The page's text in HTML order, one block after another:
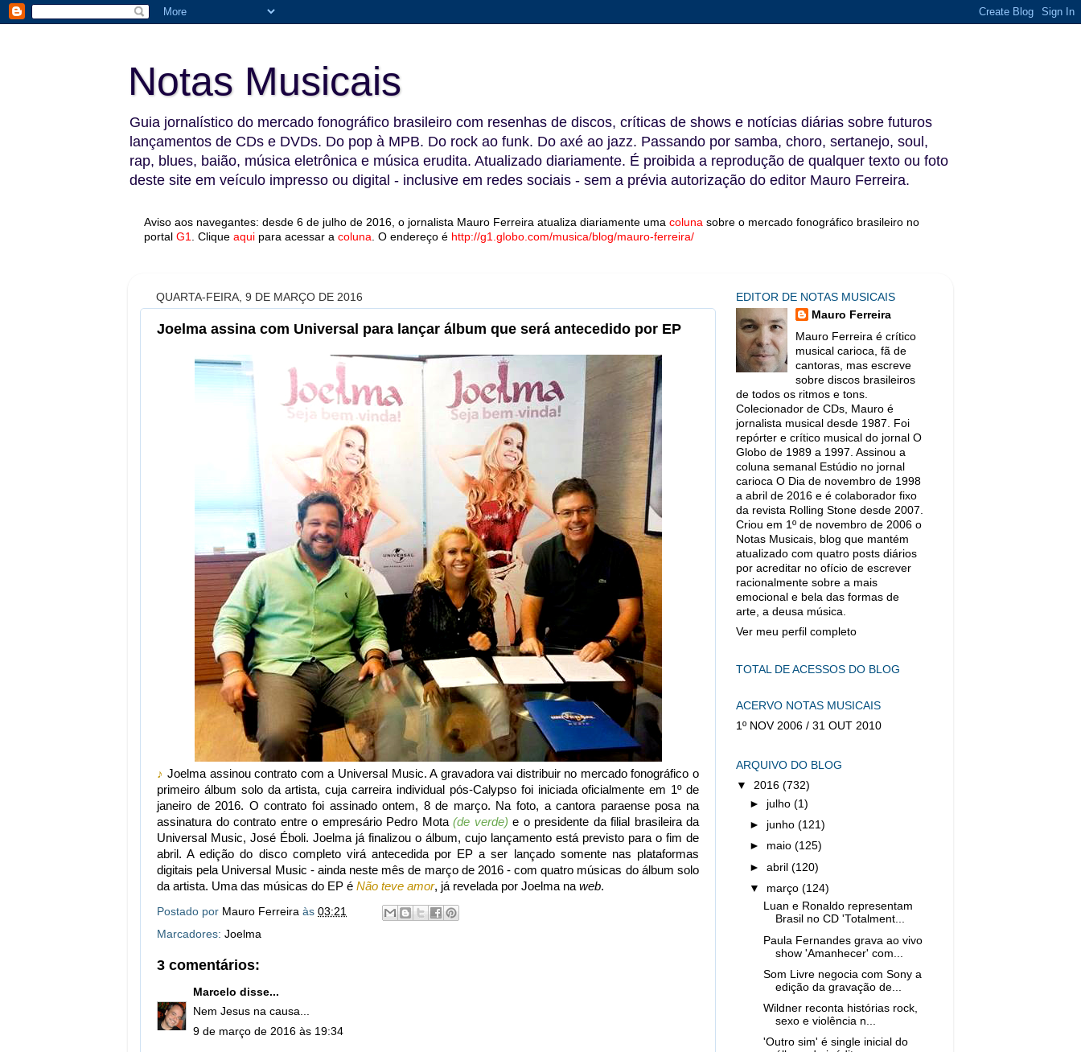
Notas Musicais
Guia jornalístico do mercado fonográfico brasileiro com resenhas de discos, críticas de shows e notícias diárias sobre futuros
lançamentos de CDs e DVDs. Do pop à MPB. Do rock ao funk. Do axé ao jazz. Passando por samba, choro, sertanejo, soul,
rap, blues, baião, música eletrônica e música erudita. Atualizado diariamente. É proibida a reprodução de qualquer texto ou foto
deste site em veículo impresso ou digital - inclusive em redes sociais - sem a prévia autorização do editor Mauro Ferreira.
Aviso aos navegantes: desde 6 de julho de 2016, o jornalista Mauro Ferreira atualiza diariamente uma coluna sobre o mercado fonográfico brasileiro no
portal G1 Clique aqui para acessar a coluna O endereço é http://g1.globo.com/musica/blog/mauro-ferreira/
QUARTA-FEIRA, 9 DE MARÇO DE 2016
Joelma assina com Universal para lançar álbum que será antecedido por EP
♪Joelma assinou contrato com a Universal Music. A gravadora vai distribuir no mercado fonográfico o
primeiro álbum solo da artista, cuja carreira individual pós-Calypso foi iniciada oficialmente em 1º de
janeiro de 2016. O contrato foi assinado ontem, 8 de março. Na foto, a cantora paraense posa na
assinatura do contrato entre o empresário Pedro Mota (de verde) e o presidente da filial brasileira da
Universal Music, José Éboli. Joelma já finalizou o álbum, cujo lançamento está previsto para o fim de
abril. A edição do disco completo virá antecedida por EP a ser lançado somente nas plataformas
digitais pela Universal Music - ainda neste mês de março de 2016 - com quatro músicas do álbum solo
da artista. Uma das músicas do EP é Não teve amor, já revelada por Joelma na web.
Postado por Mauro Ferreira às 03:21
Marcadores: Joelma
3 comentários:
Marcelo disse...
Nem Jesus na causa...
9 de março de 2016 às 19:34
EDITOR DE NOTAS MUSICAIS
Mauro Ferreira
Mauro Ferreira é crítico
musical carioca, fã de
cantoras, mas escreve
sobre discos brasileiros
de todos os ritmos e tons.
Colecionador de CDs, Mauro é
jornalista musical desde 1987. Foi
repórter e crítico musical do jornal O
Globo de 1989 a 1997. Assinou a
coluna semanal Estúdio no jornal
carioca O Dia de novembro de 1998
a abril de 2016 e é colaborador fixo
da revista Rolling Stone desde 2007.
Criou em 1º de novembro de 2006 o
Notas Musicais, blog que mantém
atualizado com quatro posts diários
por acreditar no ofício de escrever
racionalmente sobre a mais
emocional e bela das formas de
arte, a deusa música.
Ver meu perfil completo
TOTAL DE ACESSOS DO BLOG
ACERVO NOTAS MUSICAIS
1º NOV 2006 / 31 OUT 2010
ARQUIVO DO BLOG
▼ 2016 (732)
► julho(1)
► junho(121)
► maio(125)
►abril(120)
▼ março(124)
Luan e Ronaldo representam
Brasil no CD 'Totalment...
Paula Fernandes grava ao vivo
show 'Amanhecer' com...
Som Livre negocia com Sony a
edição da gravação de...
Wildner reconta histórias rock,
sexo e violência n...
'Outro sim' é single inicial do